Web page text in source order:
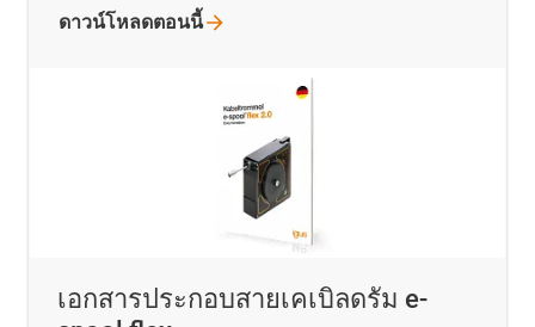
เอกสารประกอบสายเคเบิลดรัม e-
ดาวน์โหลดตอนนี้